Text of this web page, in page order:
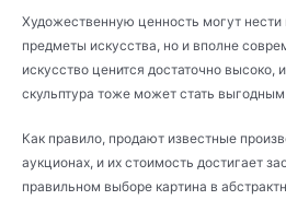
Художественную ценность могут нести
предметы искусства, но и вполне
искусство ценится достаточно высоко,
скульптура тоже может стать
Как правило, продают известные
аукционах, и их стоимость достигает
правильном выборе картина в